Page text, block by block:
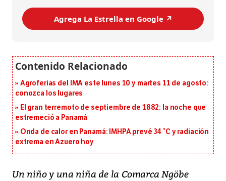
Agrega La Estrella en Google ↗️
Agroferias del IMA este lunes 10 y martes 11 de agosto:
conozca los lugares
El gran terremoto de septiembre de 1882: la noche que
estremeció a Panamá
Onda de calor en Panamá: IMHPA prevé 34 °C y radiación
extrema en Azuero hoy
Un niño y una niña de la Comarca Ngöbe